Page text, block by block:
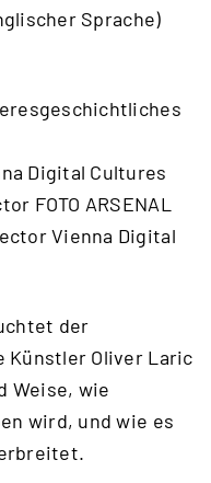
Sprache)
Digital Cultures
FOTO ARSENAL
Vienna Digital
der
Oliver Laric
Weise, wie
wird, und wie es